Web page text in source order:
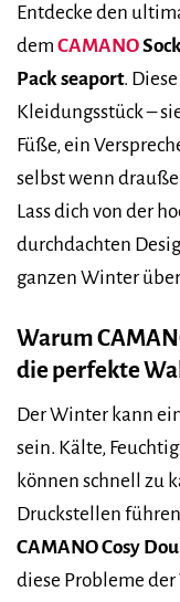
Entdecke den
dem CAMANO
Pack seaport.
Kleidungsstück –
Füße, ein
selbst wenn
Lass dich von der
durchdachten
ganzen Winter
Warum
die perfekte
Der Winter kann
sein. Kälte,
können schnell zu
Druckstellen
CAMANO Cosy
diese Probleme der